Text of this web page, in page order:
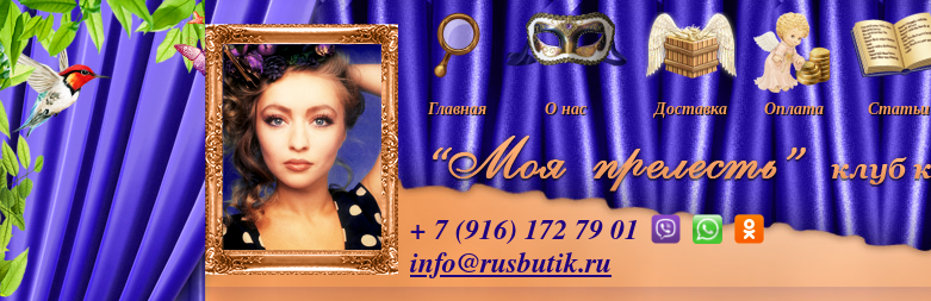
Главная О нас Доставка Оплата Статьи
+ 7 (916) 172 79 01
info@rusbutik.ru